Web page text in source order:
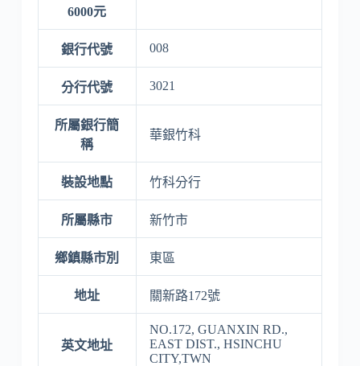
6000元
銀行代號 008
分行代號 3021
所屬銀行簡
稱
華銀竹科
裝設地點 竹科分行
所屬縣市 新竹市
鄉鎮縣市別 東區
地址 關新路172號
英文地址
NO.172, GUANXIN RD.,
EAST DIST., HSINCHU
CITY,TWN